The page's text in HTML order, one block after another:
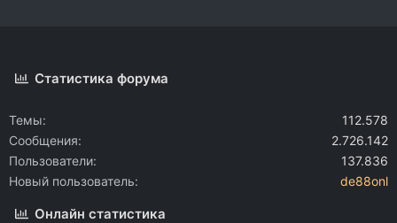
Статистика форума
Темы
112.578
Сообщения
2.726.142
Пользователи
137.836
Новый пользователь
de88onl
Онлайн статистика